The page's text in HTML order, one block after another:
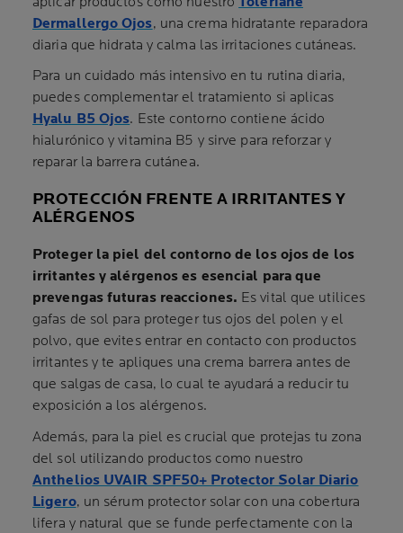
Dermallergo Ojos, una crema hidratante reparadora
diaria que hidrata y calma las irritaciones cutáneas.
Para un cuidado más intensivo en tu rutina diaria,
puedes complementar el tratamiento si aplicas
Hyalu B5 Ojos. Este contorno contiene ácido
hialurónico y vitamina B5 y sirve para reforzar y
reparar la barrera cutánea.
PROTECCIÓN FRENTE A IRRITANTES Y
ALÉRGENOS
Proteger la piel del contorno de los ojos de los
irritantes y alérgenos es esencial para que
prevengas futuras reacciones. Es vital que utilices
gafas de sol para proteger tus ojos del polen y el
polvo, que evites entrar en contacto con productos
irritantes y te apliques una crema barrera antes de
que salgas de casa, lo cual te ayudará a reducir tu
exposición a los alérgenos.
Además, para la piel es crucial que protejas tu zona
del sol utilizando productos como nuestro
Anthelios UVAIR SPF50+ Protector Solar Diario
Ligero, un sérum protector solar con una cobertura
lifera y natural que se funde perfectamente con la